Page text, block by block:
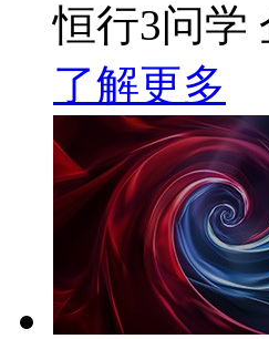
恒行3问学
了解更多